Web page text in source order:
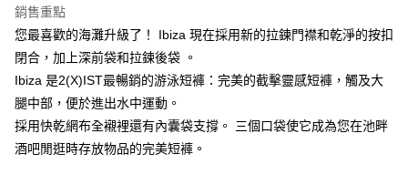
聯邦商業銀行
元大商業銀行
永豐商業銀行
台新國際商業銀行
台灣樂天信用卡公司
悠遊付
全盈+PAY
AFTEE先享後付
相關說明
【關於「AFTEE先享後付」】
AFTEE先享後付是「在收到商品之後才付款」的支付方式。 讓您購物簡單
ATM付款
銷售重點
您最喜歡的海灘升級了！ Ibiza 現在採用新的拉鍊門襟和乾淨的按扣
閉合，加上深前袋和拉鍊後袋 。
Ibiza 是2(X)IST最暢銷的游泳短褲：完美的截擊靈感短褲，觸及大
腿中部，便於進出水中運動。
採用快乾網布全襯裡還有內囊袋支撐。 三個口袋使它成為您在池畔
酒吧閒逛時存放物品的完美短褲。